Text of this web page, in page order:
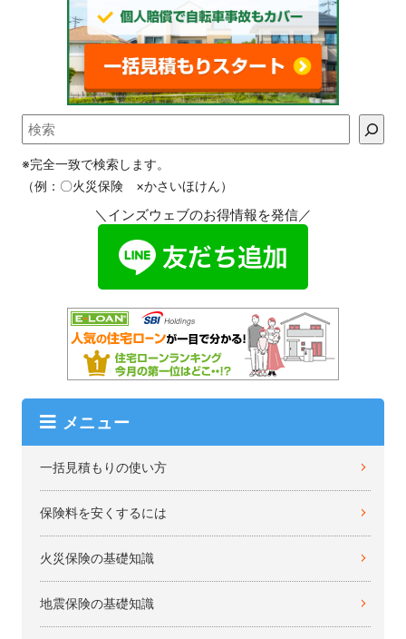
※完全一致で検索します。
（例：〇火災保険 ×かさいほけん）
＼インズウェブのお得情報を発信／
メニュー
一括見積もりの使い方
保険料を安くするには
火災保険の基礎知識
地震保険の基礎知識